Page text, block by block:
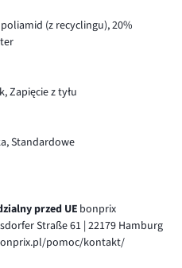
(z recyclingu), 20%
Zapięcie z tyłu
Standardowe
przed UE bonprix
Straße 61 | 22179 Hamburg
pomoc/kontakt/